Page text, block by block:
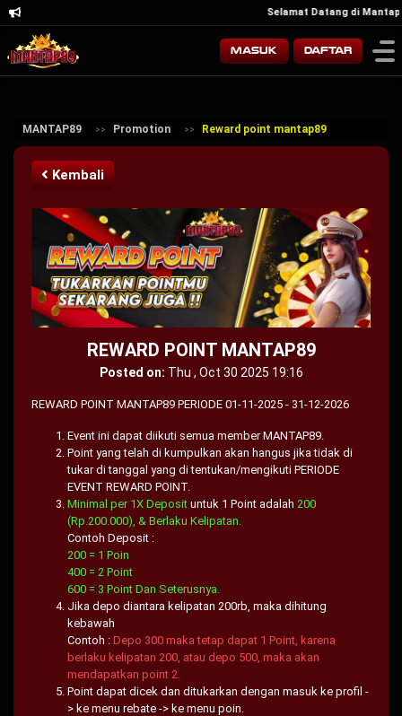
Selamat Datang di
Masuk Daftar
MANTAP89 Promotion Reward point mantap89
Kembali
REWARD POINT MANTAP89
Posted on: Thu , Oct 30 2025 19:16
REWARD POINT MANTAP89 PERIODE 01-11-2025 - 31-12-2026
Event ini dapat diikuti semua member MANTAP89.
Point yang telah di kumpulkan akan hangus jika tidak di
tukar di tanggal yang di tentukan/mengikuti PERIODE
EVENT REWARD POINT.
Minimal per 1X Deposit untuk 1 Point adalah 200
(Rp.200.000), & Berlaku Kelipatan.
Contoh Deposit :
200 = 1 Poin
400 = 2 Point
600 = 3 Point Dan Seterusnya.
Jika depo diantara kelipatan 200rb, maka dihitung
kebawah
Contoh : Depo 300 maka tetap dapat 1 Point, karena
berlaku kelipatan 200, atau depo 500, maka akan
mendapatkan point 2.
Point dapat dicek dan ditukarkan dengan masuk ke profil -
> ke menu rebate -> ke menu poin.